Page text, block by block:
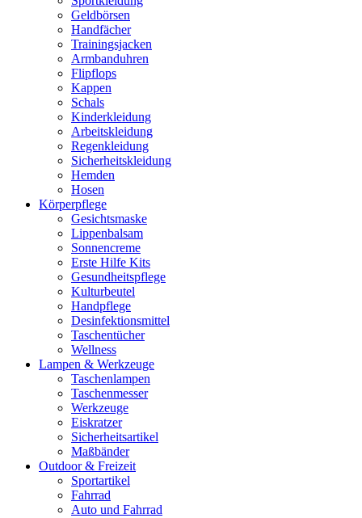
Geldbörsen
Handfächer
Trainingsjacken
Armbanduhren
Flipflops
Kappen
Schals
Kinderkleidung
Arbeitskleidung
Regenkleidung
Sicherheitskleidung
Hemden
Hosen
Körperpflege
Gesichtsmaske
Lippenbalsam
Sonnencreme
Erste Hilfe Kits
Gesundheitspflege
Kulturbeutel
Handpflege
Desinfektionsmittel
Taschentücher
Wellness
Lampen & Werkzeuge
Taschenlampen
Taschenmesser
Werkzeuge
Eiskratzer
Sicherheitsartikel
Maßbänder
Outdoor & Freizeit
Sportartikel
Fahrrad
Auto und Fahrrad